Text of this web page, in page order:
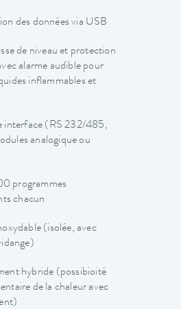
des données via USB
de niveau et protection
alarme audible pour
inflammables et
interface (RS 232/485,
analogique ou
programmes
chacun
(isolée, avec
hybride (possibioité
de la chaleur avec